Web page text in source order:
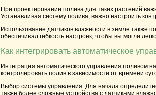
При проектировании полива для таких растений
Устанавливая систему полива, важно настроить
Использование датчиков влажности в земле также
обеспечивал гибкость настроек, чтобы вы могли
Как интегрировать автоматическое
Интеграция автоматического управления поливом
контролировать полив в зависимости от времени
Выбор системы управления: Для начала
также более сложные устройства с датчиками